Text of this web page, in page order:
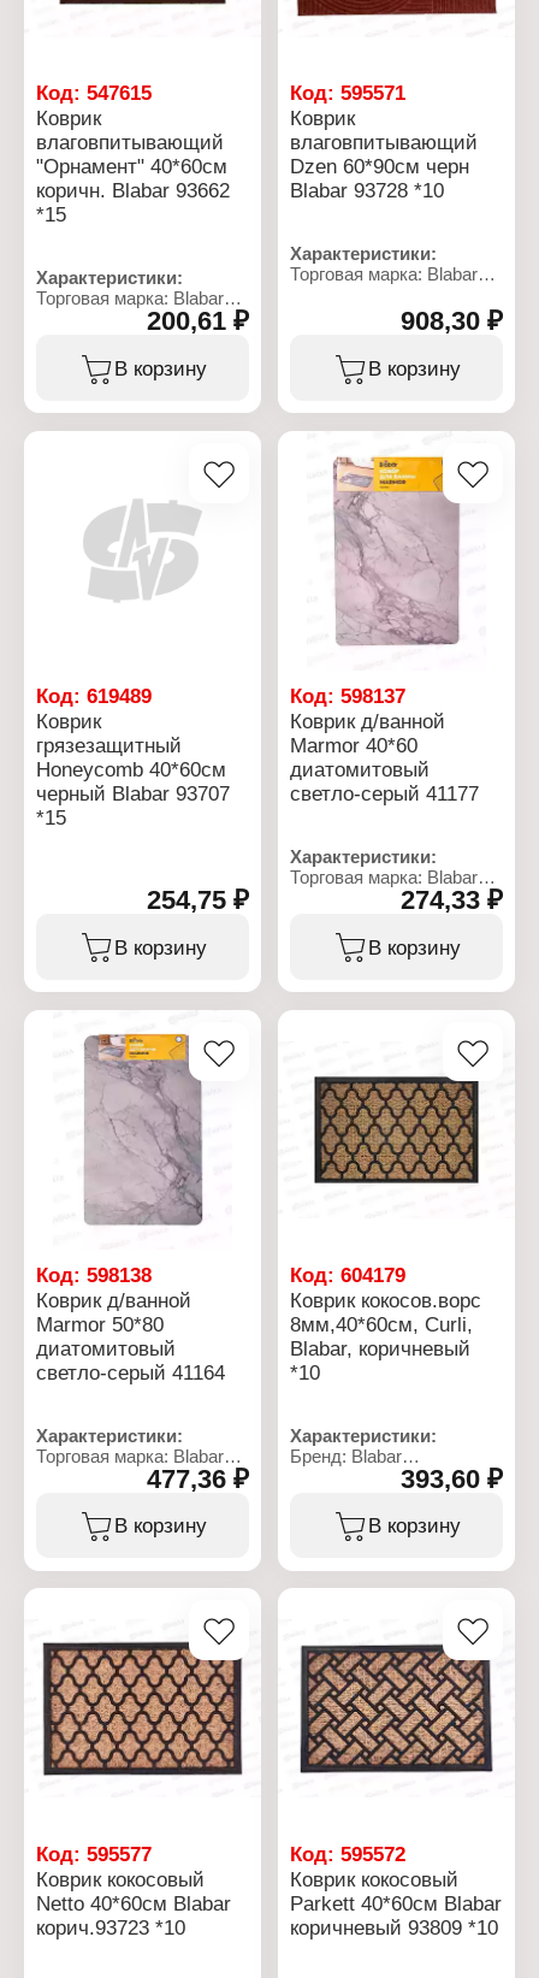
Код: 547615
Коврик
влаговпитывающий
"Орнамент" 40*60см
коричн. Blabar 93662
*15
Характеристики:
Торговая марка: Blabar
Артикул: 93662
Тип товара: Коврик
Вариация:
Материал: ворс
полиэстер, подложка
200,61 ₽
В корзину
Код:595571
Коврик
влаговпитывающий
Dzen 60*90см черн
Blabar 93728 *10
Характеристики:
Торговая марка: Blabar
Тип товара: Коврик
Вариация:
влаговпитывающий
прихожей
Размер: 60х90 см
Материал:
полипропилен, резина
908,30 ₽
В корзину
Код: 619489
Коврик
грязезащитный
Honeycomb 40*60см
черный Blabar 93707
*15
254,75 ₽
В корзину
Код:598137
Коврик д/ванной
Marmor 40*60
диатомитовый
светло-серый 41177
Характеристики:
Торговая марка: Blabar
Артикул: 41177
Тип товара: Коврик
Назначение: для ванной
Модель: "Marmor"
мрамор
Особенность:
влаговпитывающий
274,33 ₽
В корзину
Код: 598138
Коврик д/ванной
Marmor 50*80
диатомитовый
светло-серый 41164
Характеристики:
Торговая марка: Blabar
Артикул: 41164
Тип товара: Коврик
Назначение: для ванной
Модель: "Marmor"
Цвет: светло-серый
мрамор
Особенность:
влаговпитывающий
477,36 ₽
В корзину
Код:604179
Коврик кокосов.ворс
8мм,40*60см, Curli,
Blabar, коричневый
*10
Характеристики:
Бренд: Blabar
Артикул: 93810
Тип товара: Коврик
Вариация:
влаговпитывающий
Высота: 8 мм
Материал: кокосовое
волокно, резина
Цвет: коричневый
393,60 ₽
В корзину
Код: 595577
Коврик кокосовый
Netto 40*60см Blabar
корич.93723 *10
Код:595572
Коврик кокосовый
Parkett 40*60см Blabar
коричневый 93809 *10